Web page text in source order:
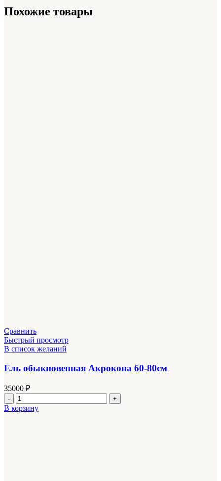
Похожие товары
Сравнить
Быстрый просмотр
В список желаний
Ель обыкновенная Акрокона 60-80см
35000 ₽
Количество
товара
Ель
В корзину